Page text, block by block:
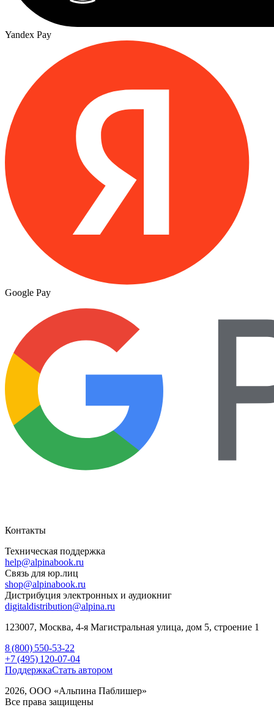
Yandex Pay
Google Pay
Контакты
Техническая поддержка
help@alpinabook.ru
Связь для юр.лиц
shop@alpinabook.ru
Дистрибуция электронных и аудиокниг
digitaldistribution@alpina.ru
123007, Москва, 4-я Магистральная улица, дом 5, строение 1
8 (800) 550-53-22
+7 (495) 120-07-04
ПоддержкаСтать автором
2026, ООО «Альпина Паблишер»
Все права защищены